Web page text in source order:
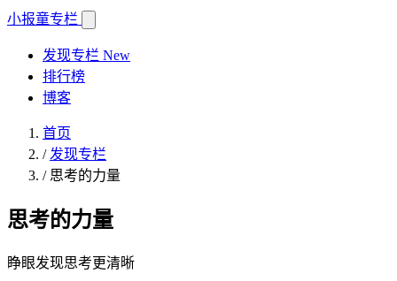
小报童专栏
发现专栏 New
排行榜
博客
首页
/ 发现专栏
/ 思考的力量
思考的力量
睁眼发现思考更清晰